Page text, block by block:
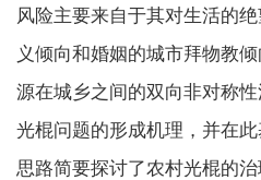
风险主要来自于其对生活的
义倾向和婚姻的城市拜物教
源在城乡之间的双向非对称
光棍问题的形成机理，并在
思路简要探讨了农村光棍的治